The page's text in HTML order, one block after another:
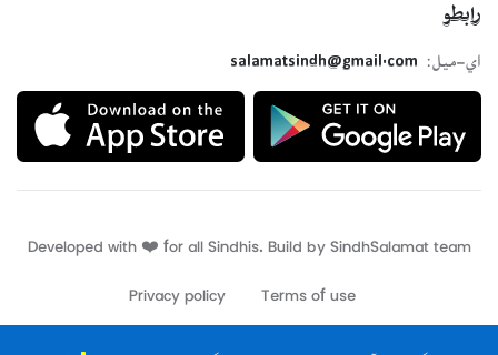
رابطو
اي-ميل:
salamatsindh@gmail.com
Developed with ❤️ for all Sindhis. Build by SindhSalamat
Terms of use
Privacy policy